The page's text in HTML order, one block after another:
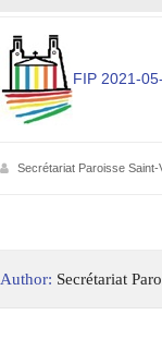
FIP 2021-
Secrétariat Paroisse Saint-
Author: Secrétariat